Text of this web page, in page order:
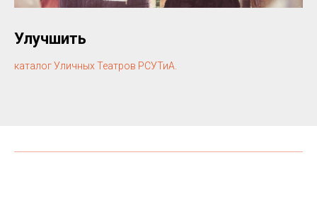
Улучшить
каталог Уличных Театров РСУТиА.